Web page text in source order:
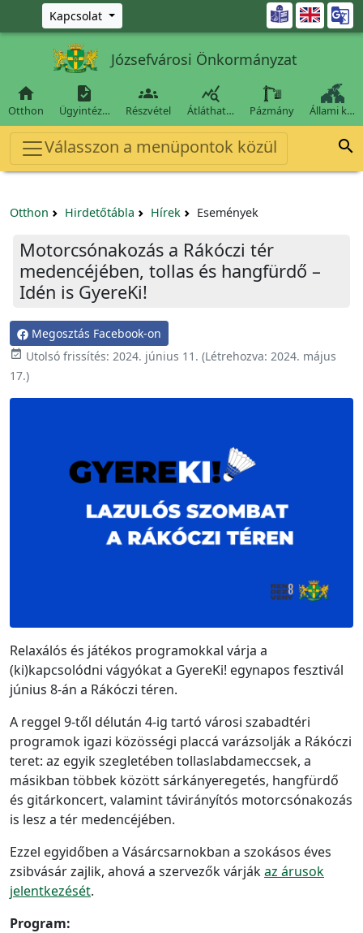
Ugrás a fő tartalomra
Kapcsolat 
Józsefvárosi Önkormányzat

Otthon

Ügyintéz…

Részvétel

Átláthat… Pázmány Állami k…
Válasszon a menüpontok közül 
Otthon Hirdetőtábla Hírek Események
Motorcsónakozás a Rákóczi tér
medencéjében, tollas és hangfürdő –
Idén is GyereKi!
Megosztás Facebook-on
 Utolsó frissítés: 2024. június 11. (Létrehozva: 2024. május
17.)
Relaxálós és játékos programokkal várja a
(ki)kapcsolódni vágyókat a GyereKi! egynapos fesztivál
június 8-án a Rákóczi téren.
A reggel 9-től délután 4-ig tartó városi szabadtéri
programok igazi közösségi placcá varázsolják a Rákóczi
teret: az egyik szegletében tollaslabdameccsek, a
másikban többek között sárkányeregetés, hangfürdő
és gitárkoncert, valamint távirányítós motorcsónakozás
is lesz a tér medencéjében.
Ezzel egyidőben a Vásárcsarnokban a szokásos éves
zsibvásár zajlik, ahová a szervezők várjákaz árusok
jelentkezését.
Program: